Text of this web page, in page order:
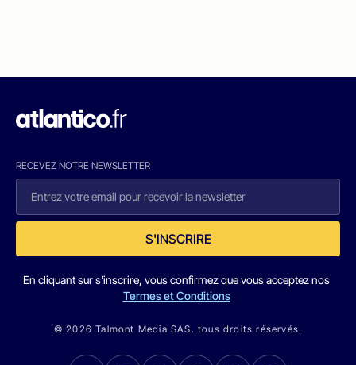
RECEVEZ NOTRE NEWSLETTER
S'INSCRIRE
En cliquant sur s'inscrire, vous confirmez que vous acceptez nos
Termes et Conditions
© 2026 Talmont Media SAS. tous droits réservés.